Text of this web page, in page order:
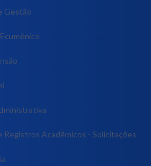
Gestão
Registros Acadêmicos - Solicitações